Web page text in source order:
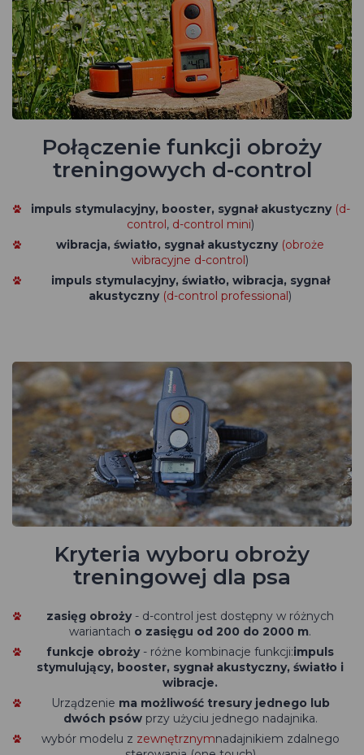
Połączenie funkcji obroży
treningowych d-control
impuls stymulacyjny, booster, sygnał akustyczny (d-
control, d-control mini)
wibracja, światło, sygnał akustyczny (obroże
wibracyjne d-control)
impuls stymulacyjny, światło, wibracja, sygnał
akustyczny (d-control professional)
Kryteria wyboru obroży
treningowej dla psa
zasięg obroży- d-control jest dostępny w różnych
wariantach o zasięgu od 200 do 2000 m.
funkcje obroży- różne kombinacje funkcji:impuls
stymulujący, booster, sygnał akustyczny, światło i
wibracje.
Urządzenie ma możliwość tresury jednego lub
dwóch psówprzy użyciu jednego nadajnika.
wybór modelu z zewnętrznymnadajnikiem zdalnego